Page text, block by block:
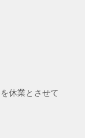
休業とさせて